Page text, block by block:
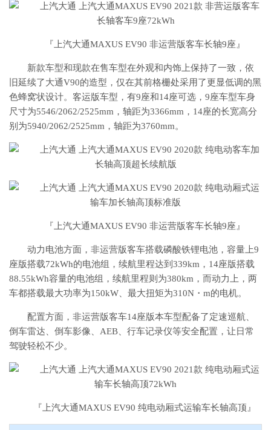
『上汽大通MAXUS EV90 非运营版客车长轴9座』
新款车型和现款在售车型在外观和内饰上保持了一致，依
旧延续了大通V90的造型，仅在其前格栅处采用了更显低调的黑
色蜂窝状设计。客运版车型，有9座和14座可选，9座车型车身
尺寸为5546/2062/2525mm，轴距为3366mm，14座的长宽高分
别为5940/2062/2525mm，轴距为3760mm。
『上汽大通MAXUS EV90 非运营版客车长轴9座』
动力电池方面， 非运营版客车搭载磷酸铁锂电池，容量上9
座版搭载72kWh的电池组，续航里程达到339km，14座版搭载
88.55kWh容量的电池组，续航里程则为380km，而动力上，两
车都搭载最大功率为150kW、最大扭矩为310N・m的电机。
配置方面， 非运营版客车14座版本车型配备了定速巡航、
倒车雷达、倒车影像、AEB、行车记录仪等安全配置，让日常
驾驶轻松不少。
『上汽大通MAXUS EV90 纯电动厢式运输车长轴高顶』